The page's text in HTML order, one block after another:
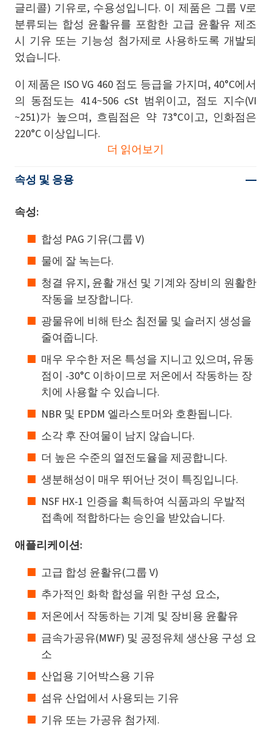
글리콜) 기유로, 수용성입니다. 이 제품은 그룹 V로
분류되는 합성 윤활유를 포함한 고급 윤활유 제조
시 기유 또는 기능성 첨가제로 사용하도록 개발되
었습니다.
이 제품은 ISO VG 460 점도 등급을 가지며, 40°C에서
의 동점도는 414~506 cSt 범위이고, 점도 지수(VI
~251)가 높으며, 흐림점은 약 73°C이고, 인화점은
220°C 이상입니다.
더 읽어보기
속성 및 응용
속성:
합성 PAG 기유(그룹 V)
물에 잘 녹는다.
청결 유지, 윤활 개선 및 기계와 장비의 원활한
작동을 보장합니다.
광물유에 비해 탄소 침전물 및 슬러지 생성을
줄여줍니다.
매우 우수한 저온 특성을 지니고 있으며, 유동
점이 -30°C 이하이므로 저온에서 작동하는 장
치에 사용할 수 있습니다.
NBR 및 EPDM 엘라스토머와 호환됩니다.
소각 후 잔여물이 남지 않습니다.
더 높은 수준의 열전도율을 제공합니다.
생분해성이 매우 뛰어난 것이 특징입니다.
NSF HX-1 인증을 획득하여 식품과의 우발적
접촉에 적합하다는 승인을 받았습니다.
애플리케이션:
고급 합성 윤활유(그룹 V)
추가적인 화학 합성을 위한 구성 요소,
저온에서 작동하는 기계 및 장비용 윤활유
금속가공유(MWF) 및 공정유체 생산용 구성 요
소
산업용 기어박스용 기유
섬유 산업에서 사용되는 기유
기유 또는 가공유 첨가제.